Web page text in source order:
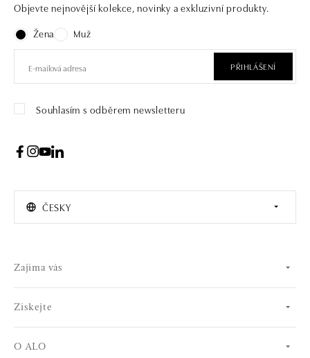
Objevte nejnovější kolekce, novinky a exkluzivní produkty.
Žena
Muž
PŘIHLÁŠENÍ
Souhlasím s odběrem newsletteru
ČESKY
Zajíma vás
Získejte
O ALO